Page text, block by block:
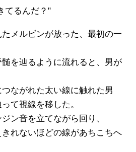
てるんだ？"
メルビンが放った、最初の一
を辿るように流れると、男が
ながれた太い線に触れた男
て視線を移した。
ン音を立てながら回り、
れないほどの線があちこちへ